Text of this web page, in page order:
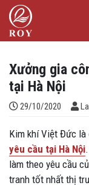
Chuyển đến nội dung
Laser Việt Đức
Xưởng gia
tại Hà Nội
29/10/2020
Kim khí Việt Đức là
yêu cầu tại Hà Nội
làm theo yêu cầu
tranh tốt nhất thị